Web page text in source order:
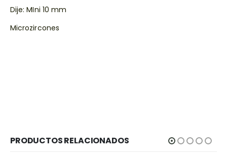
Dije: MIni 10 mm
Microzircones
PRODUCTOS RELACIONADOS